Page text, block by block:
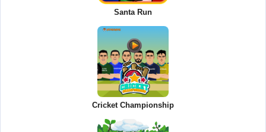
Santa Run
Cricket Championship